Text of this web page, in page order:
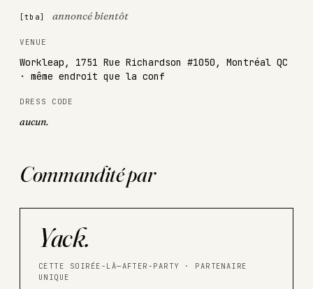
annoncé bientôt
VENUE
Workleap, 1751 Rue Richardson #1050, Montréal QC
· même endroit que la conf
DRESS CODE
aucun.
Commandité par
Yack.
CETTE SOIRÉE-LÀ—AFTER-PARTY · PARTENAIRE
UNIQUE